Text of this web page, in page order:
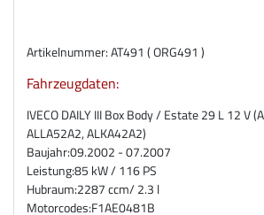
Artikelnummer: AT491 ( ORG491 )
Fahrzeugdaten:
IVECO DAILY III Box Body / Estate 29 L 12 V
ALLA52A2, ALKA42A2)
Baujahr:09.2002 - 07.2007
Leistung:85 kW / 116 PS
Hubraum:2287 ccm/ 2.3 l
Motorcodes:F1AE0481B